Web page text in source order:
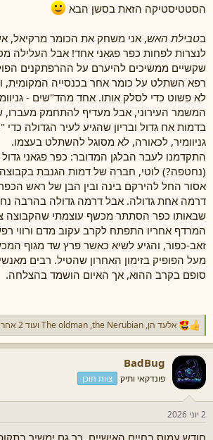
הסטטיסטיקה הזאת בסשן הבא
בטבילת האש, אני משחק את הכומר מרקיאל,
לנצרות לפחות כפר פגאני אחד! אבל העלילה
שקשיים ממשיכים להיערם על ההרפתקנים
רפא השתלט על כומר אחר בכנסייה המקומית,
לא פשוט כדי לסלק אותו. אחד מהד"שים -
המשמר העירוני, אבל מעדיף להתחמק מעברו,
בדמות אח גדול ובריון שהגיע לעיר הגדולה
גניוומיר, לכאורה, לא מסוגל להשתלט בעצמו.
התקדמנו לעבר הבלגן המדובר: כפר פגאני
(נחטפה?) לוטי, חברה של דמות הגנבת בקבוצה.
אסור החל להירקם בינה ובין הבן של ראש
דרמה אחת גדולה. אבל דרמה גדולה בהרבה
שבאותו כפר הסתתר מכשף עוצמתי שהקבוצה
המרדף אחריו התפתח לקרב עקוב מדם ורווי
זאב-כפור, והגיע לשיא כאשר פרץ שד מגוף
מעל הפופיק בזימון האחרון שהטיל. רבים
סופם בקרב ההוא, אך האיום הושמד בהצלחה.
ר
ג
ש
ת
:
אלעד הן,
the Nerubian
,
The oldman ועוד 2 אחרים
BadBug
פונדקאי ותיק צוות תוכן
2 יוני 2026
חודש עמוס בחיים האישיים, כך גם ימשיך